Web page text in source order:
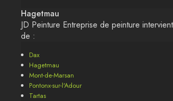
Hagetmau
JD Peinture Entreprise de peinture
de :
Dax
Hagetmau
Mont-de-Marsan
Pontonx-sur-l'Adour
Tartas